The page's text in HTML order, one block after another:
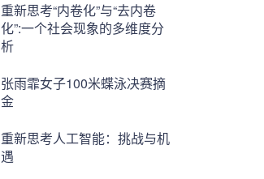
重新思考“内卷化”与“去内卷
化”:一个社会现象的多维度分
析
张雨霏女子100米蝶泳决赛摘
金
重新思考人工智能：挑战与机
遇